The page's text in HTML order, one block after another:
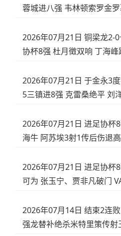
蓉城进八强 韦林顿索罗金
2026年07月21日 铜梁龙2-
协杯8强 杜月徵双响 丁海峰
2026年07月21日 于金永3
5三镇进8强 克雷桑绝平 刘
2026年07月21日 进足协杯
海牛 阿苏埃3射1传后伤退
2026年07月21日 进足协杯
可为 张玉宁、贾非凡破门
2026年07月14日 结束2连
强龙替补绝杀米特里策传射